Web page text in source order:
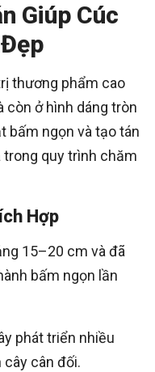
Giúp Cúc
thương phẩm cao
còn ở hình dáng tròn
bấm ngọn và tạo tán
trong quy trình chăm
Hợp
15–20 cm và đã
bấm ngọn lần
phát triển nhiều
cây cân đối.